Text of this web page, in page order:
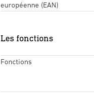
européenne (EAN)
Les fonctions
Fonctions